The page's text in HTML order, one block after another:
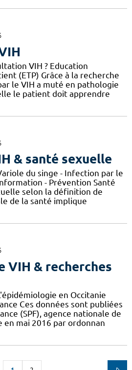
VIH ? Education
(ETP) Grâce à la recherche
le VIH a muté en pathologie
le patient doit apprendre
& santé sexuelle
du singe - Infection par le
- Prévention Santé
selon la définition de
de la santé implique
VIH & recherches
en Occitanie
Ces données sont publiées
(SPF), agence nationale de
en mai 2016 par ordonnan